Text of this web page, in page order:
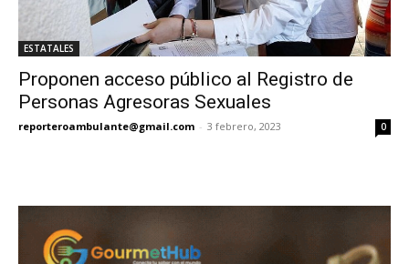
ESTATALES
Proponen acceso público al Registro de
Personas Agresoras Sexuales
reporteroambulante@gmail.com - 3 febrero, 2023 0